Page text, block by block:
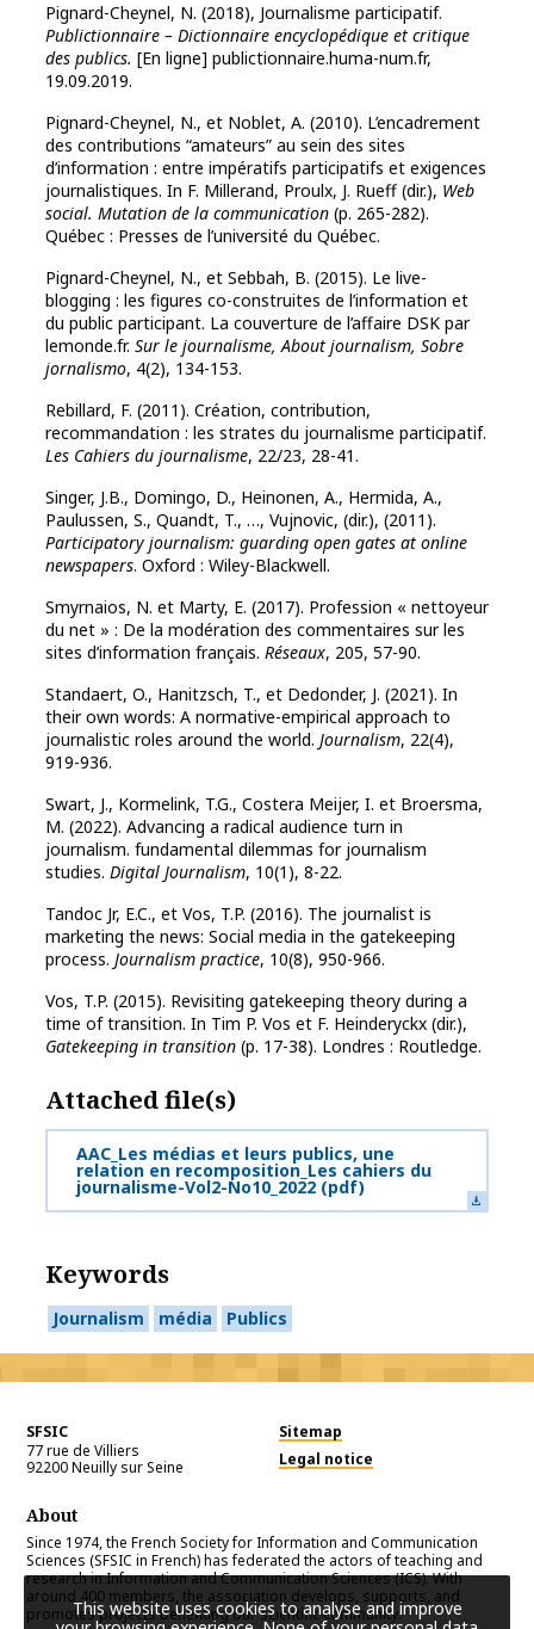
Pignard-Cheynel, N. (2018), Journalisme participatif.
Publictionnaire – Dictionnaire encyclopédique et critique
des publics. [En ligne] publictionnaire.huma-num.fr,
19.09.2019.
Pignard-Cheynel, N., et Noblet, A. (2010). L’encadrement
des contributions “amateurs” au sein des sites
d’information : entre impératifs participatifs et exigences
journalistiques. In F. Millerand, Proulx, J. Rueff (dir.), Web
social. Mutation de la communication (p. 265-282).
Québec : Presses de l’université du Québec.
Pignard-Cheynel, N., et Sebbah, B. (2015). Le live-
blogging : les figures co-construites de l’information et
du public participant. La couverture de l’affaire DSK par
lemonde.fr. Sur le journalisme, About journalism, Sobre
jornalismo, 4(2), 134-153.
Rebillard, F. (2011). Création, contribution,
recommandation : les strates du journalisme participatif.
Les Cahiers du journalisme, 22/23, 28-41.
Singer, J.B., Domingo, D., Heinonen, A., Hermida, A.,
Paulussen, S., Quandt, T., …, Vujnovic, (dir.), (2011).
Participatory journalism: guarding open gates at online
newspapers. Oxford : Wiley-Blackwell.
Smyrnaios, N. et Marty, E. (2017). Profession « nettoyeur
du net » : De la modération des commentaires sur les
sites d’information français. Réseaux, 205, 57-90.
Standaert, O., Hanitzsch, T., et Dedonder, J. (2021). In
their own words: A normative-empirical approach to
journalistic roles around the world. Journalism, 22(4),
919-936.
Swart, J., Kormelink, T.G., Costera Meijer, I. et Broersma,
M. (2022). Advancing a radical audience turn in
journalism. fundamental dilemmas for journalism
studies. Digital Journalism, 10(1), 8-22.
Tandoc Jr, E.C., et Vos, T.P. (2016). The journalist is
marketing the news: Social media in the gatekeeping
process. Journalism practice, 10(8), 950-966.
Vos, T.P. (2015). Revisiting gatekeeping theory during a
time of transition. In Tim P. Vos et F. Heinderyckx (dir.),
Gatekeeping in transition (p. 17-38). Londres : Routledge.
Attached file(s)
AAC_Les médias et leurs publics, une
relation en recomposition_Les cahiers du
journalisme-Vol2-No10_2022 (pdf)
Keywords
Journalism média Publics
SFSIC
77 rue de Villiers
92200Neuilly sur Seine
Sitemap
Legal notice
About
Since 1974, the French Society for Information and Communication
Sciences (SFSIC in French) has federated the actors of teaching and
research in Information and Communication Sciences (ICS). With
around 400 members, the association develops, supports, and
promotes projects benefiting our scientific community.
This website uses cookies to analyse and improve